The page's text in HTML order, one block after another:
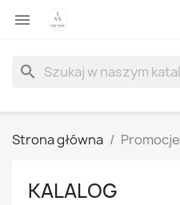

search
Strona główna Promocje
KALALOG